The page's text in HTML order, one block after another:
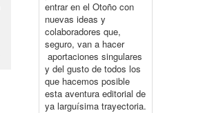
entrar en el Otoño con
nuevas ideas y
colaboradores que,
seguro, van a hacer
aportaciones singulares
y del gusto de todos los
que hacemos posible
esta aventura editorial de
ya larguísima trayectoria.